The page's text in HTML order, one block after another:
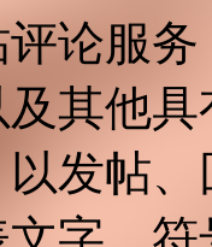
论服
其他
发帖